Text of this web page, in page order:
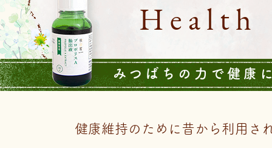
Health
みつばちの力で健康
健康維持のために昔から利用さ